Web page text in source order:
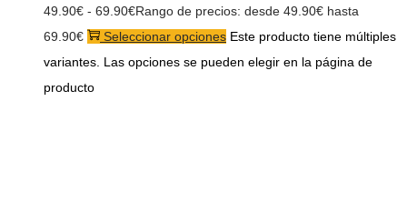
49.90€ - 69.90€Rango de precios: desde 49.90€ hasta
69.90€
Seleccionar opciones Este producto tiene múltiples
variantes. Las opciones se pueden elegir en la página de
producto